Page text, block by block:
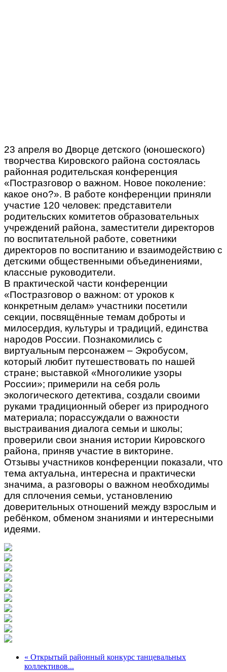
23 апреля во Дворце детского (юношеского)
творчества Кировского района состоялась
районная родительская конференция
«Постразговор о важном. Новое поколение:
какое оно?». В работе конференции приняли
участие 120 человек: представители
родительских комитетов образовательных
учреждений района, заместители директоров
по воспитательной работе, советники
директоров по воспитанию и взаимодействию с
детскими общественными объединениями,
классные руководители.
В практической части конференции
«Постразговор о важном: от уроков к
конкретным делам» участники посетили
секции, посвящённые темам доброты и
милосердия, культуры и традиций, единства
народов России. Познакомились с
виртуальным персонажем – Экробусом,
который любит путешествовать по нашей
стране; выставкой «Многоликие узоры
России»; примерили на себя роль
экологического детектива, создали своими
руками традиционный оберег из природного
материала; порассуждали о важности
выстраивания диалога семьи и школы;
проверили свои знания истории Кировского
района, приняв участие в викторине.
Отзывы участников конференции показали, что
тема актуальна, интересна и практически
значима, а разговоры о важном необходимы
для сплочения семьи, установлению
доверительных отношений между взрослым и
ребёнком, обменом знаниями и интересными
идеями.
« Открытый районный конкурс танцевальных
коллективов...